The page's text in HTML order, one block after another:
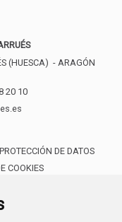
(HUESCA) - ARAGÓN
20 10
PROTECCIÓN DE DATOS
COOKIES